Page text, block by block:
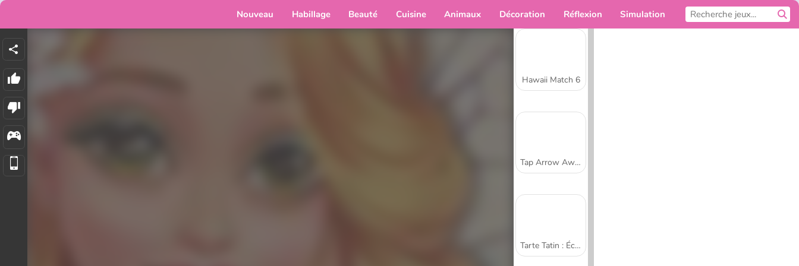
Nouveau Habillage Beauté Cuisine Animaux Décoration Réflexion Simulation
Hawaii Match 6
Tap Arrow Away
Tarte Tatin : École de cuisine de Sara